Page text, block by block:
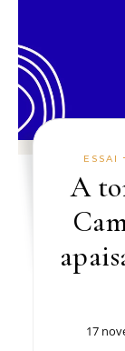
ESSAI
A
17